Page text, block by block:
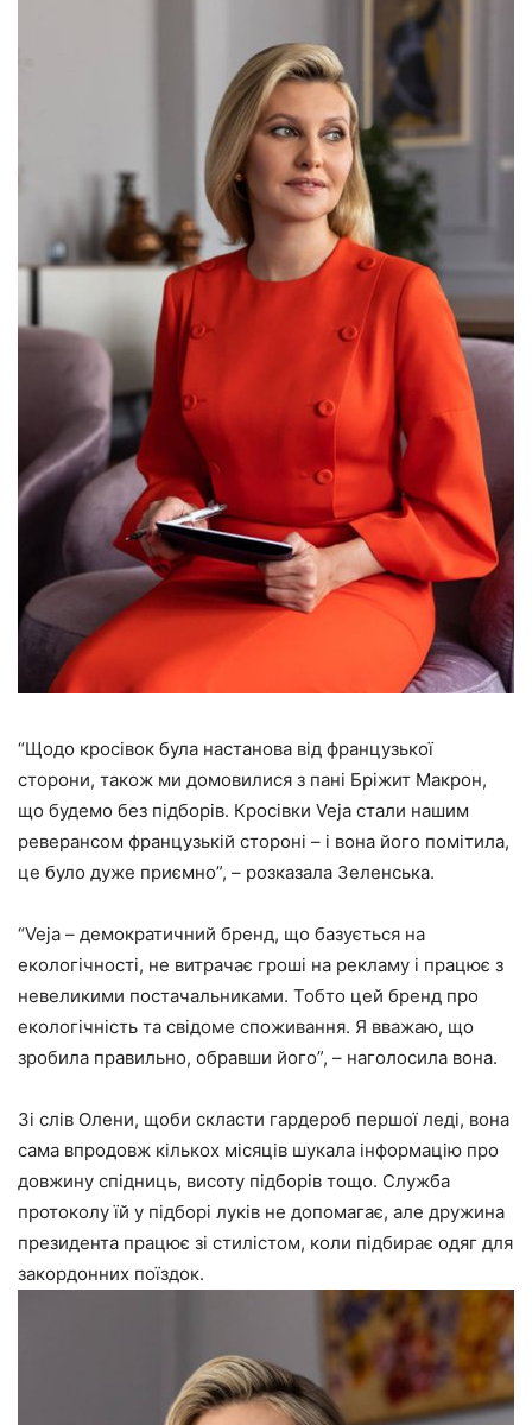
“Щодо кросівок була настанова від французької
сторони, також ми домовилися з пані Бріжит Макрон,
що будемо без підборів. Кросівки Veja стали нашим
реверансом французькій стороні – і вона його помітила,
це було дуже приємно”, – розказала Зеленська.
“Veja – демократичний бренд, що базується на
екологічності, не витрачає гроші на рекламу і працює з
невеликими постачальниками. Тобто цей бренд про
екологічність та свідоме споживання. Я вважаю, що
зробила правильно, обравши його”, – наголосила вона.
Зі слів Олени, щоби скласти гардероб першої леді, вона
сама впродовж кількох місяців шукала інформацію про
довжину спідниць, висоту підборів тощо. Служба
протоколу їй у підборі луків не допомагає, але дружина
президента працює зі стилістом, коли підбирає одяг для
закордонних поїздок.